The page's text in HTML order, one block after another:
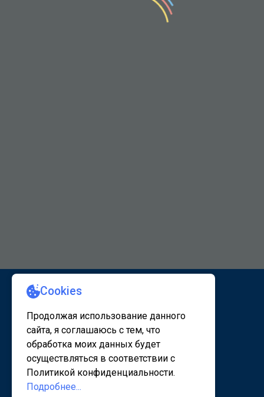
КАРТА САЙТА 1 КАРТА САЙТА 2
© 2020 - 2026, www.sanatorsk.ru